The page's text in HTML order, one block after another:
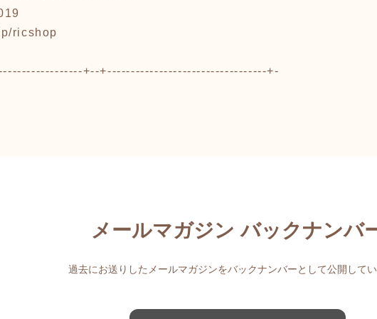
ricshop
+--+----------------------------------+-
メールマガジン バックナンバ
過去にお送りしたメールマガジンをバックナンバーとして公開してい